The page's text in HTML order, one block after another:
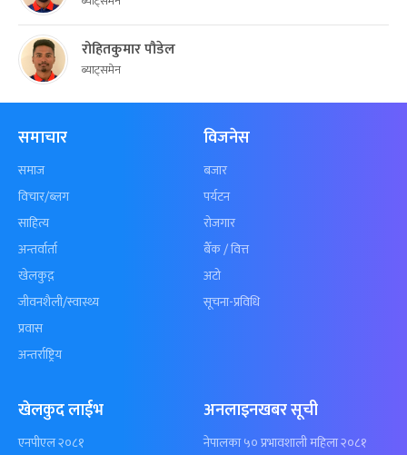
रोहितकुमार पौडेल
ब्याट्समेन
समाचार
समाज
विचार/ब्लग
साहित्य
अन्तर्वार्ता
खेलकुद़़
जीवनशैली/स्वास्थ्य
प्रवास
अन्तर्राष्ट्रिय
विजनेस
बजार
पर्यटन
रोजगार
बैँक / वित्त
अटो
सूचना-प्रविधि
खेलकुद लाईभ
एनपीएल २०८१
अनलाइनखबर सूची
नेपालका ५० प्रभावशाली महिला २०८१